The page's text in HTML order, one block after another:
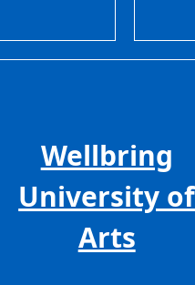
Wellbring
University of
Arts